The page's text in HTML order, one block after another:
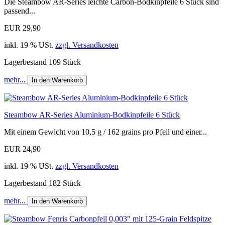
passend...
EUR 29,90
inkl. 19 % USt. zzgl. Versandkosten
Lagerbestand 109 Stück
mehr... In den Warenkorb
Steambow AR-Series Aluminium-Bodkinpfeile 6 Stück
Mit einem Gewicht von 10,5 g / 162 grains pro Pfeil und einer...
EUR 24,90
inkl. 19 % USt. zzgl. Versandkosten
Lagerbestand 182 Stück
mehr... In den Warenkorb